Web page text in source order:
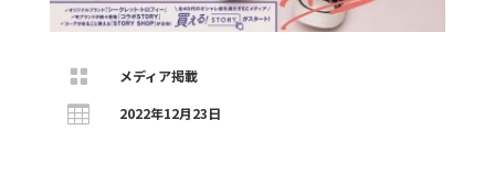
 メディア掲載
 2022年12月23日